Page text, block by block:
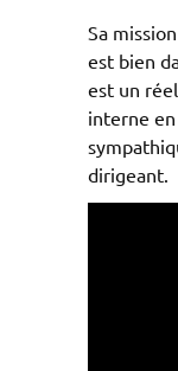
Sa
est bien
est un
interne
dirigeant.